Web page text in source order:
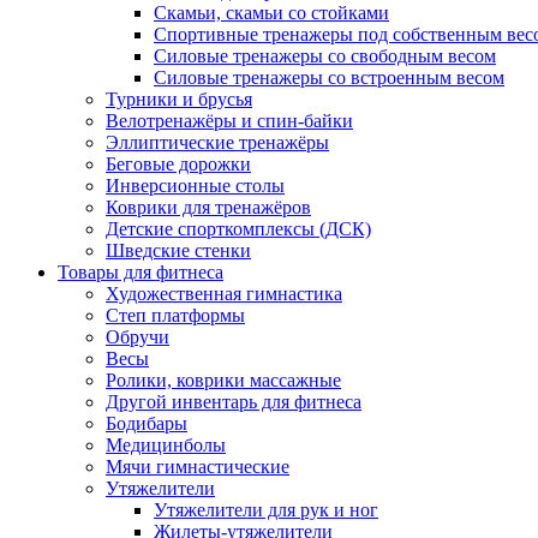
Скамьи, скамьи со стойками
Спортивные тренажеры под собственным
Силовые тренажеры со свободным весом
Силовые тренажеры со встроенным весом
Турники и брусья
Велотренажёры и спин-байки
Эллиптические тренажёры
Беговые дорожки
Инверсионные столы
Коврики для тренажёров
Детские спорткомплексы (ДСК)
Шведские стенки
Товары для фитнеса
Художественная гимнастика
Степ платформы
Обручи
Весы
Ролики, коврики массажные
Другой инвентарь для фитнеса
Бодибары
Медицинболы
Мячи гимнастические
Утяжелители
Утяжелители для рук и ног
Жилеты-утяжелители